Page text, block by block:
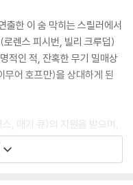
출한 이 숨 막히는 스릴러에서
렌스 피시번, 빌리 크루덥)
적인 적, 잔혹한 무기 밀매상
어 호프만)을 상대하게 된
, 매기 큐)의 지원을 받으며,
무대로 모험을 펼친다. 그는
이 다음 목표로 삼은 인물—